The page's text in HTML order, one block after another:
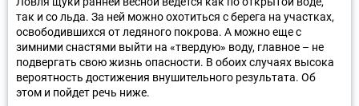
так и со льда. За ней можно охотиться с берега на участках,
освободившихся от ледяного покрова. А можно еще с
зимними снастями выйти на «твердую» воду, главное – не
подвергать свою жизнь опасности. В обоих случаях высока
вероятность достижения внушительного результата. Об
этом и пойдет речь ниже.